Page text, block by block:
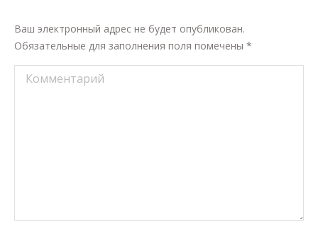
Ваш электронный адрес не будет опубликован.
Обязательные для заполнения поля помечены *
Комментарий